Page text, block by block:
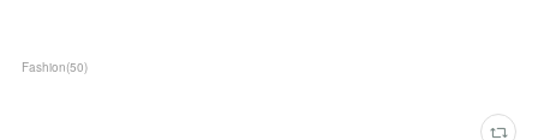
Fashion(50)